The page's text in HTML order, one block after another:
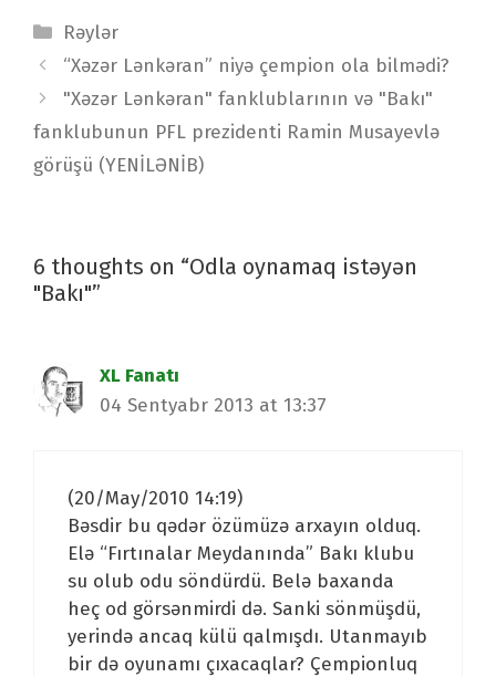
Categories
Rəylər
Post
navigation
“Xəzər Lənkəran” niyə çempion ola bilmədi?
"Xəzər Lənkəran" fanklublarının və "Bakı"
fanklubunun PFL prezidenti Ramin Musayevlə
görüşü (YENİLƏNİB)
6 thoughts on “Odla oynamaq istəyən
"Bakı"”
XL Fanatı
04 Sentyabr 2013 at 13:37
(20/May/2010 14:19)
Bəsdir bu qədər özümüzə arxayın olduq.
Elə “Fırtınalar Meydanında” Bakı klubu
su olub odu söndürdü. Belə baxanda
heç od görsənmirdi də. Sanki sönmüşdü,
yerində ancaq külü qalmışdı. Utanmayıb
bir də oyunamı çıxacaqlar? Çempionluq